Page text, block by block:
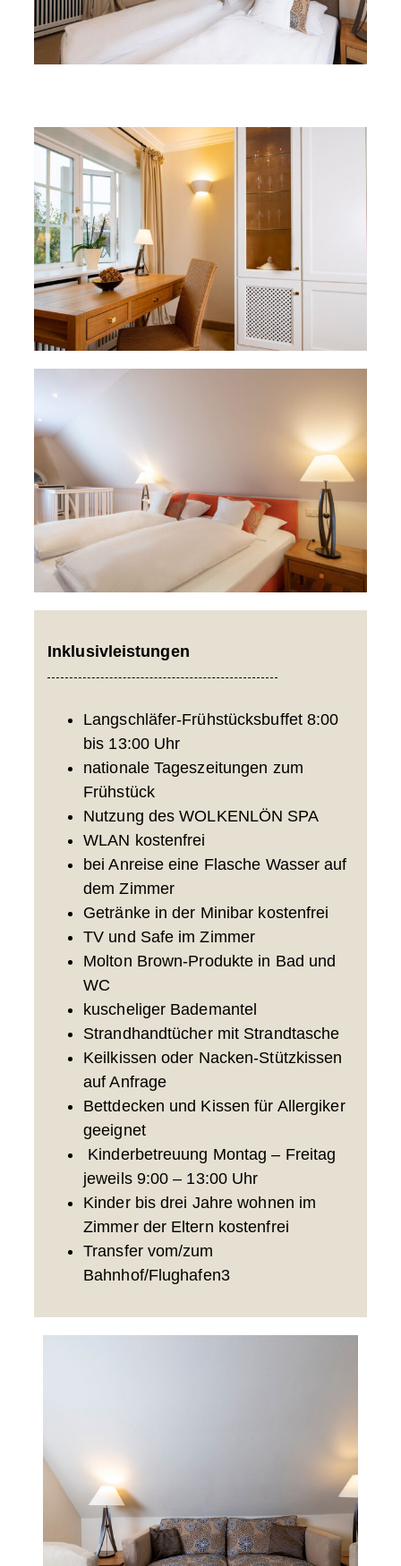
Inklusivleistungen
Langschläfer-Frühstücksbuffet 8:00
bis 13:00 Uhr
nationale Tageszeitungen zum
Frühstück
Nutzung des WOLKENLÖN SPA
WLAN kostenfrei
bei Anreise eine Flasche Wasser auf
dem Zimmer
Getränke in der Minibar kostenfrei
TV und Safe im Zimmer
Molton Brown-Produkte in Bad und
WC
kuscheliger Bademantel
Strandhandtücher mit Strandtasche
Keilkissen oder Nacken-Stützkissen
auf Anfrage
Bettdecken und Kissen für Allergiker
geeignet
Kinderbetreuung Montag – Freitag
jeweils 9:00 – 13:00 Uhr
Kinder bis drei Jahre wohnen im
Zimmer der Eltern kostenfrei
Transfer vom/zum
Bahnhof/Flughafen3